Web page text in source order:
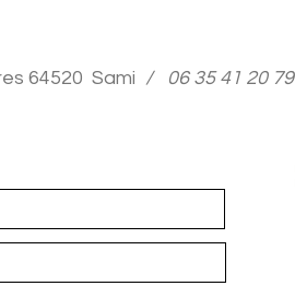
06 35 41 20 79
64520 Sami /